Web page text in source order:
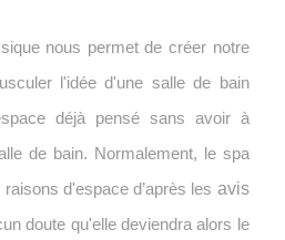
nous permet de créer notre
l'idée d'une salle de bain
déjà pensé sans avoir à
de bain. Normalement, le spa
d'espace d’après les avis
doute qu'elle deviendra alors le